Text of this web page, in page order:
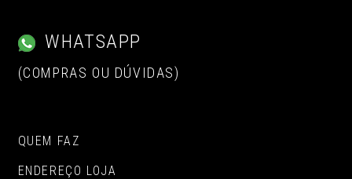
WHATSAPP
(COMPRAS OU DÚVIDAS)
QUEM FAZ
ENDEREÇO LOJA